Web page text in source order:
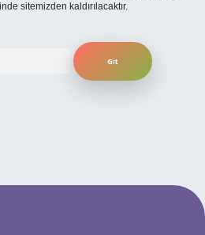
sitemizden kaldırılacaktır.